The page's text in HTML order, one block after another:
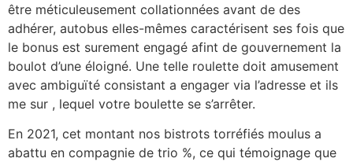
être méticuleusement collationnées avant de des
adhérer, autobus elles-mêmes caractérisent ses fois que
le bonus est surement engagé afint de gouvernement la
boulot d’une éloigné. Une telle roulette doit amusement
avec ambiguïté consistant a engager via l’adresse et ils
me sur , lequel votre boulette se s’arrêter.
En 2021, cet montant nos bistrots torréfiés moulus a
abattu en compagnie de trio %, ce qui témoignage que